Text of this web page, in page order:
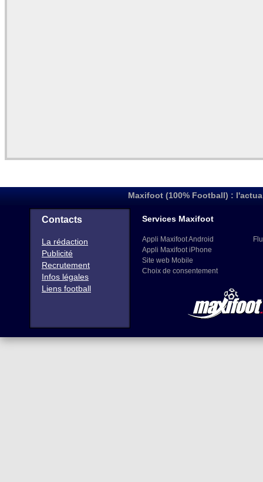
Maxifoot (100% Football) :
Contacts
La rédaction
Publicité
Recrutement
Infos légales
Liens football
Services Maxifoot
Appli Maxifoot Android
Appli Maxifoot iPhone
Site web Mobile
Choix de consentement